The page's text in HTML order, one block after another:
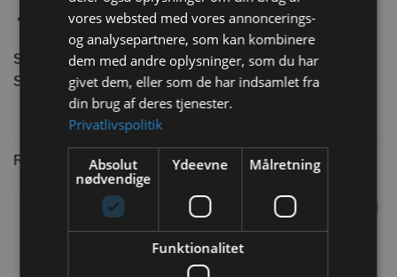
Til Gnavere, små hunde, katte, og fugle
Størrelse:8 cm
Sælges i ass. farver:Grøn og Blå
RELATEREDE VARER
Tilføj til
ønskeliste
vores websted med vores annoncerings-
og analysepartnere, som kan kombinere
dem med andre oplysninger, som du har
givet dem, eller som de har indsamlet fra
din brug af deres tjenester.
Privatlivspolitik
Absolut
nødvendige
Ydeevne Målretning
Funktionalitet